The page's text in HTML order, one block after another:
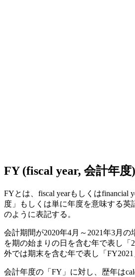
FY (fiscal year, 会計年度)
FYとは、fiscal yearもしくはfinancial
度」もしくは単に年度を意味する英
のように表記する。
会計期間が2020年4月～2021年3月
を期の始まりの日を含む年で表し「
外では期末を含む年で表し「FY2021
会計年度の「FY」に対し、歴年は